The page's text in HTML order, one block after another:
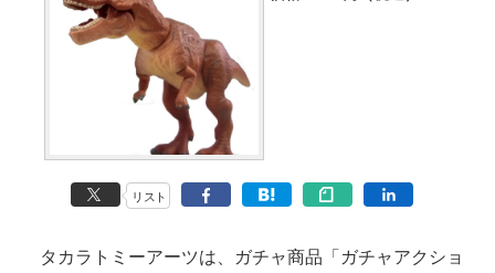
リスト
タカラトミーアーツは、ガチャ商品「ガチャアクショ